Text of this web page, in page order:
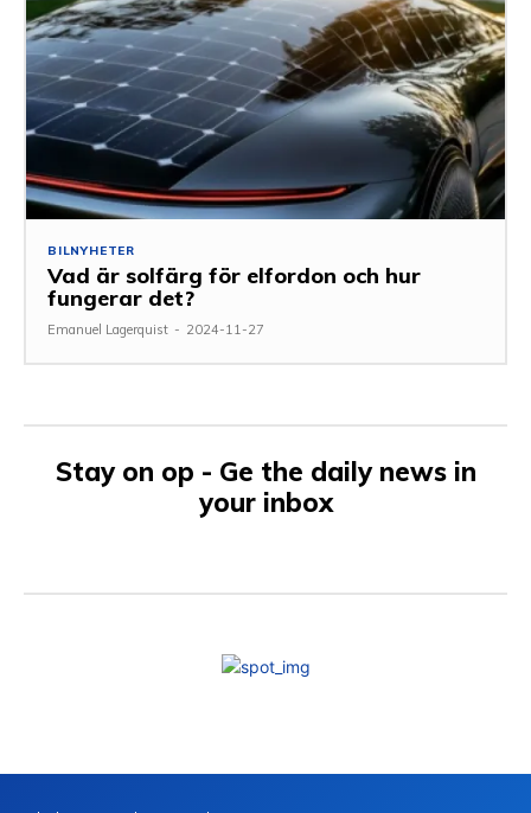
BILNYHETER
Vad är solfärg för elfordon och hur
fungerar det?
Emanuel Lagerquist - 2024-11-27
Stay on op - Ge the daily news in
your inbox